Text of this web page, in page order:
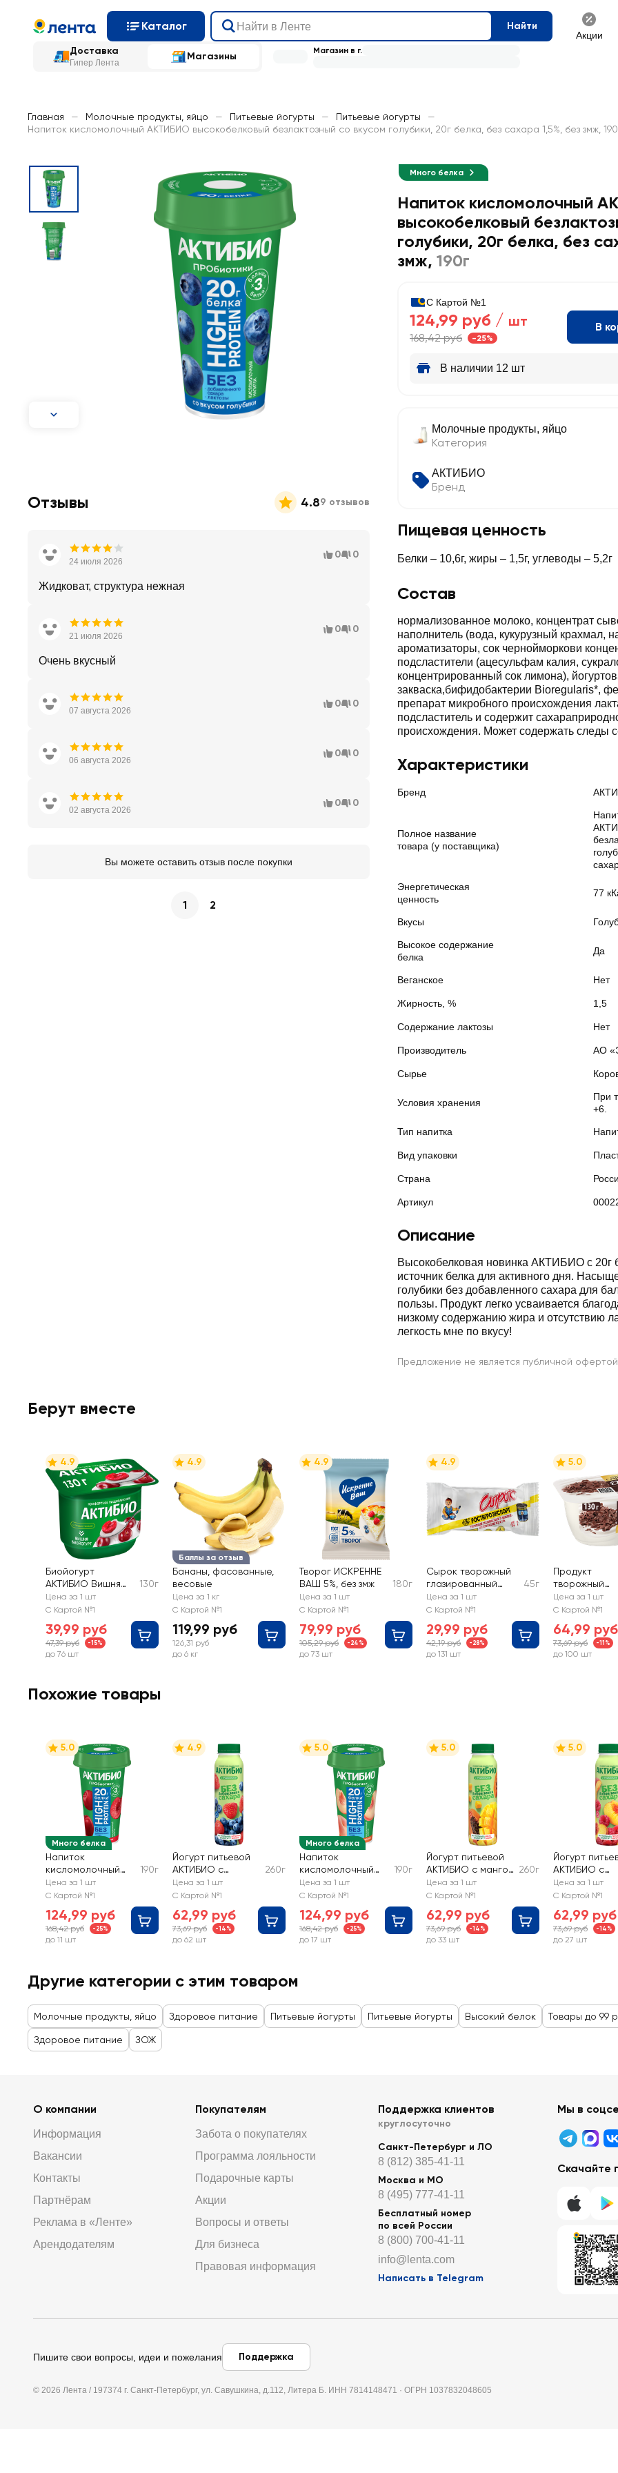
Каталог Найти
Акции
Доставка
Гипер Лента
Магазины Магазин в г.
Главная — Молочные продукты, яйцо — Питьевые йогурты — Питьевые йогурты
—
Напиток кисломолочный АКТИБИО высокобелковый безлактозный со вкусом голубики, 20г белка, без сахара 1,5%, без змж,
Много белка
Напиток кисломолочный
высокобелковый
голубики, 20г белка, без
змж, 190г
С Картой №1
124,99 руб / шт
168,42 руб -25%
В
В наличии 12 шт
Молочные продукты, яйцо
Категория
АКТИБИО
Бренд
Пищевая ценность
Белки – 10,6г, жиры – 1,5г, углеводы – 5,2г
Состав
нормализованное молоко, концентрат
наполнитель (вода, кукурузный крахмал,
ароматизаторы, сок чернойморкови
подсластители (ацесульфам калия,
концентрированный сок лимона),
закваска,бифидобактерии Bioregularis*,
препарат микробного происхождения
подсластитель и содержит
происхождения. Может содержать следы
Характеристики
Бренд
Полное название
товара (у поставщика)
Энергетическая
ценность
77
Вкусы
Высокое содержание
белка
Да
Веганское Нет
Жирность, % 1,5
Содержание лактозы Нет
Производитель АО
Сырье
Условия хранения
При
+6.
Тип напитка
Вид упаковки
Страна
Артикул
Описание
Высокобелковая новинка АКТИБИО с 20г
источник белка для активного дня.
голубики без добавленного сахара для
пользы. Продукт легко усваивается
низкому содержанию жира и отсутствию
легкость мне по вкусу!
Предложение не является публичной офертой
Отзывы 4.89 отзывов
24 июля 2026
0 0
Жидковат, структура нежная
21 июля 2026
0 0
Очень вкусный
07 августа 2026
0 0
06 августа 2026
0 0
02 августа 2026
0 0
Вы можете оставить отзыв после покупки
1 2
Берут вместе
4.9
Биойогурт
АКТИБИО Вишня
2,9%, без змж
130г
Цена за 1 шт
С Картой №1
39,99 руб
47,39 руб -15%
до 76 шт
Баллы за отзыв
4.9
Бананы, фасованные,
весовые
Цена за 1 кг
С Картой №1
119,99 руб
126,31 руб
до 6 кг
4.9
Творог ИСКРЕННЕ
ВАШ 5%, без змж
180г
Цена за 1 шт
С Картой №1
79,99 руб
105,29 руб -24%
до 73 шт
4.9
Сырок творожный
глазированный
РОСТАГРОЭКСПОР
Т с вареной
змж
45г
Цена за 1 шт
С Картой №1
29,99 руб
42,19 руб -28%
до 131 шт
5.0
Продукт
творожный
ДАНИССИМО
Браво с
шоколадом
без змж
Цена за 1 шт
С Картой №1
64,99 руб
73,69 руб -11%
до 100 шт
Похожие товары
Много белка
5.0
Напиток
кисломолочный
АКТИБИО
высокобелковый
вкусом вишни, 20г
белка, без сахара
1,5%, без змж
190г
Цена за 1 шт
С Картой №1
124,99 руб
168,42 руб -25%
до 11 шт
4.9
Йогурт питьевой
АКТИБИО с
клубникой и
черникой 1,5%, без
260г
Цена за 1 шт
С Картой №1
62,99 руб
73,69 руб -14%
до 62 шт
Много белка
5.0
Напиток
кисломолочный
АКТИБИО
высокобелковый
вкусом белого
персика, 20г
белка, без сахара
190г
Цена за 1 шт
С Картой №1
124,99 руб
168,42 руб -25%
до 17 шт
5.0
Йогурт питьевой
АКТИБИО с манго
и папайей 1,5%, без
сахара, без змж
260г
Цена за 1 шт
С Картой №1
62,99 руб
73,69 руб -14%
до 33 шт
5.0
Йогурт
АКТИБИО с
персиком и
малиной 1,5%,
Цена за 1 шт
С Картой №1
62,99 руб
73,69 руб -14%
до 27 шт
Другие категории с этим товаром
Молочные продукты, яйцо Здоровое питание Питьевые йогурты Питьевые йогурты Высокий белок Товары до 99
Здоровое питание ЗОЖ
О компании
Информация
Вакансии
Контакты
Партнёрам
Реклама в «Ленте»
Арендодателям
Покупателям
Забота о покупателях
Программа лояльности
Подарочные карты
Акции
Вопросы и ответы
Для бизнеса
Правовая информация
Поддержка клиентов
круглосуточно
Санкт-Петербург и ЛО
8 (812) 385-41-11
Москва и МО
8 (495) 777-41-11
Бесплатный номер
по всей России
8 (800) 700-41-11
info@lenta.com
Написать в Telegram
Мы в
Скачайте
Пишите свои вопросы, идеи и пожелания Поддержка
© 2026 Лента / 197374 г. Санкт-Петербург, ул. Савушкина, д.112, Литера Б. ИНН 7814148471 · ОГРН 1037832048605